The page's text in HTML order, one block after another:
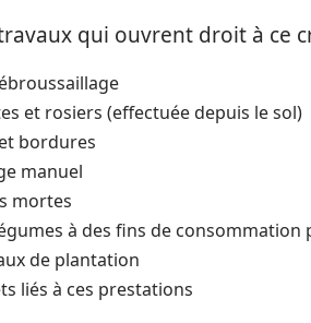
qui ouvrent droit à ce
et rosiers (effectuée depuis le sol)
bordures
manuel
mortes
à des fins de consommation
de plantation
liés à ces prestations